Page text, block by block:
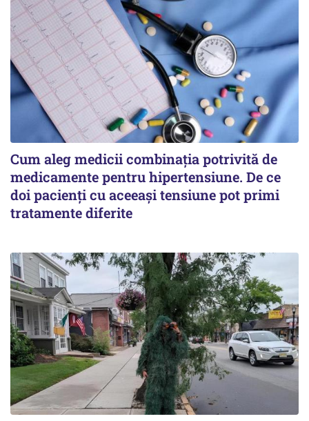
Cum aleg medicii combinația potrivită de
medicamente pentru hipertensiune. De ce
doi pacienți cu aceeași tensiune pot primi
tratamente diferite